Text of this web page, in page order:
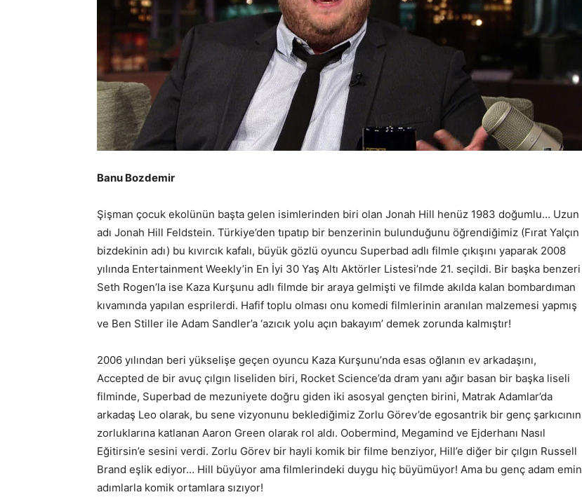
Banu Bozdemir
Şişman çocuk ekolünün başta gelen isimlerinden biri olan Jonah Hill henüz 1983 doğumlu… Uzun
adı Jonah Hill Feldstein. Türkiye’den tıpatıp bir benzerinin bulunduğunu öğrendiğimiz (Fırat Yalçın
bizdekinin adı) bu kıvırcık kafalı, büyük gözlü oyuncu Superbad adlı filmle çıkışını yaparak 2008
yılında Entertainment Weekly’in En İyi 30 Yaş Altı Aktörler Listesi’nde 21. seçildi. Bir başka benzeri
Seth Rogen’la ise Kaza Kurşunu adlı filmde bir araya gelmişti ve filmde akılda kalan bombardıman
kıvamında yapılan esprilerdi. Hafif toplu olması onu komedi filmlerinin aranılan malzemesi yapmış
ve Ben Stiller ile Adam Sandler’a ‘azıcık yolu açın bakayım’ demek zorunda kalmıştır!
2006 yılından beri yükselişe geçen oyuncu Kaza Kurşunu’nda esas oğlanın ev arkadaşını,
Accepted de bir avuç çılgın liseliden biri, Rocket Science’da dram yanı ağır basan bir başka liseli
filminde, Superbad de mezuniyete doğru giden iki asosyal gençten birini, Matrak Adamlar’da
arkadaş Leo olarak, bu sene vizyonunu beklediğimiz Zorlu Görev’de egosantrik bir genç şarkıcının
zorluklarına katlanan Aaron Green olarak rol aldı. Oobermind, Megamind ve Ejderhanı Nasıl
Eğitirsin’e sesini verdi. Zorlu Görev bir hayli komik bir filme benziyor, Hill’e diğer bir çılgın Russell
Brand eşlik ediyor… Hill büyüyor ama filmlerindeki duygu hiç büyümüyor! Ama bu genç adam emin
adımlarla komik ortamlara sızıyor!